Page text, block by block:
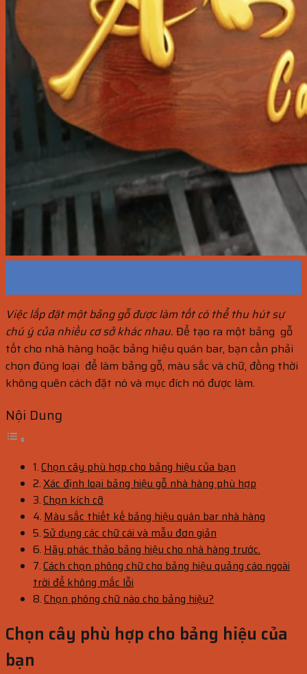
Việc lắp đặt một bảng gỗ được làm tốt có thể thu hút sự
chú ý của nhiều cơ sở khác nhau. Để tạo ra một bảng gỗ
tốt cho nhà hàng hoặc bảng hiệu quán bar, bạn cần phải
chọn đúng loại để làm bảng gỗ, màu sắc và chữ, đồng thời
không quên cách đặt nó và mục đích nó được làm.
Nội Dung
Chọn cây phù hợp cho bảng hiệu của bạn
Xác định loại bảng hiệu gỗ nhà hàng phù hợp
Chọn kích cỡ
Màu sắc thiết kế bảng hiệu quán bar nhà hàng
Sử dụng các chữ cái và mẫu đơn giản
Hãy phác thảo bảng hiệu cho nhà hàng trước.
Cách chọn phông chữ cho bảng hiệu quảng cáo ngoài
trời để không mắc lỗi
Chọn phông chữ nào cho bảng hiệu?
Chọn cây phù hợp cho bảng hiệu của
bạn